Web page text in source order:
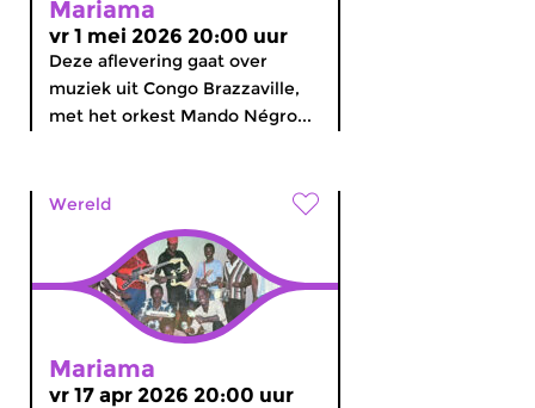
Mariama
vr 1 mei 2026 20:00 uur
Deze aflevering gaat over
muziek uit Congo Brazzaville,
met het orkest Mando Négro...
Wereld
Mariama
vr 17 apr 2026 20:00 uur